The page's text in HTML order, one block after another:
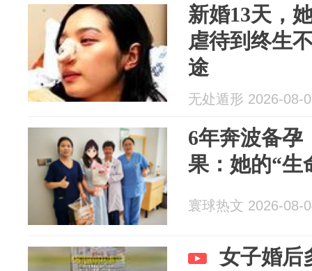
新婚13天，
虐待到终生
途
无处遁形 2026-08-
6年奔波备孕
果：她的“生
寰球热文 2026-08-
女子婚后